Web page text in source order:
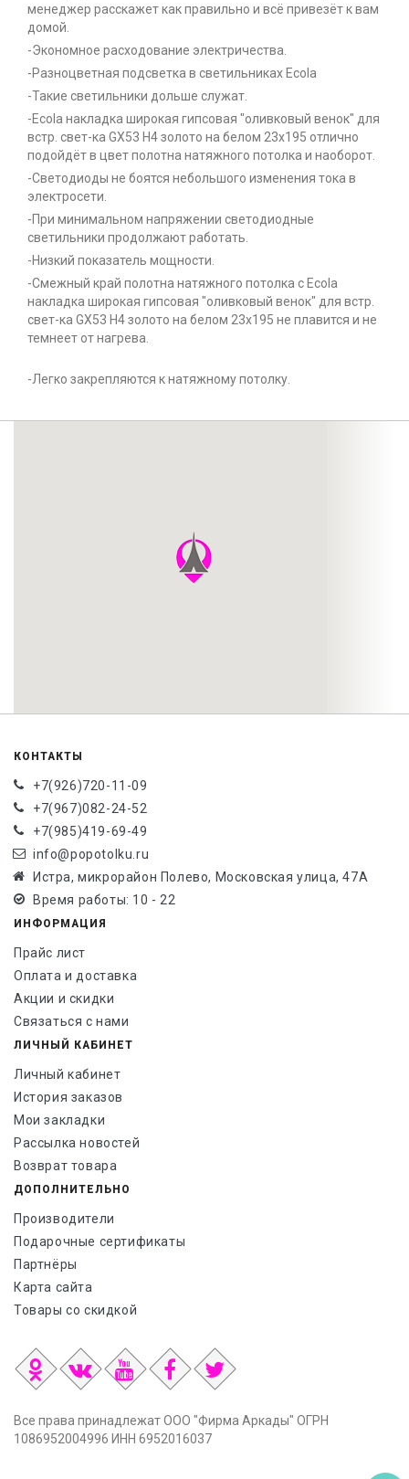
менеджер расскажет как правильно и всё привезёт к вам
домой.
-Экономное расходование электричества.
-Разноцветная подсветка в светильниках Ecola
-Такие светильники дольше служат.
-Ecola накладка широкая гипсовая "оливковый венок" для
встр. свет-ка GX53 H4 золото на белом 23х195 отлично
подойдёт в цвет полотна натяжного потолка и наоборот.
-Светодиоды не боятся небольшого изменения тока в
электросети.
-При минимальном напряжении светодиодные
светильники продолжают работать.
-Низкий показатель мощности.
-Смежный край полотна натяжного потолка с Ecola
накладка широкая гипсовая "оливковый венок" для встр.
свет-ка GX53 H4 золото на белом 23х195 не плавится и не
темнеет от нагрева.
-Легко закрепляются к натяжному потолку.
КОНТАКТЫ
+7(926)720-11-09
+7(967)082-24-52
+7(985)419-69-49
info@popotolku.ru
Истра, микрорайон Полево, Московская улица, 47А
Время работы: 10 - 22
ИНФОРМАЦИЯ
Прайс лист
Оплата и доставка
Акции и скидки
Связаться с нами
ЛИЧНЫЙ КАБИНЕТ
Личный кабинет
История заказов
Мои закладки
Рассылка новостей
Возврат товара
ДОПОЛНИТЕЛЬНО
Производители
Подарочные сертификаты
Партнёры
Карта сайта
Товары со скидкой
Все права принадлежат ООО "Фирма Аркады" ОГРН
1086952004996 ИНН 6952016037